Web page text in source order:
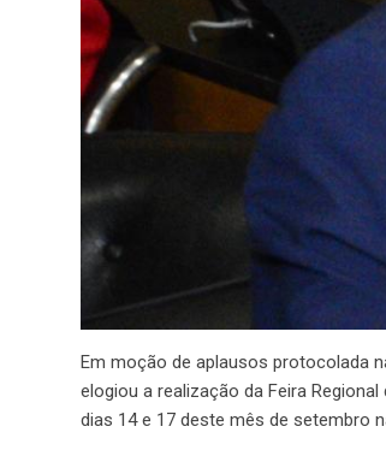
Em moção de aplausos protocolada
elogiou a realização da Feira
dias 14 e 17 deste mês de setembro